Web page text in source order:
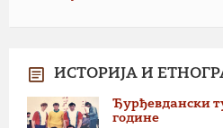
ИСТОРИЈА И
Ђурђевдански
године